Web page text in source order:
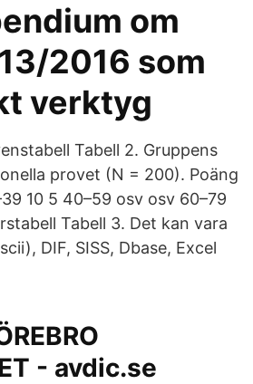
om
2016 som
verktyg
Tabell 2. Gruppens
provet (N = 200). Poäng
10 5 40–59 osv osv 60–79
Tabell 3. Det kan vara
DIF, SISS, Dbase, Excel
- avdic.se